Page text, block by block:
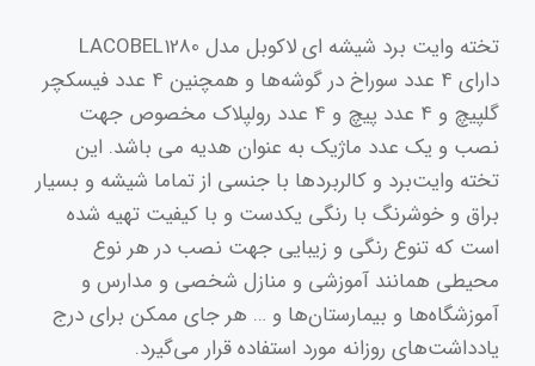
تخته وایت برد شیشه‌ ای لاکوبل مدل LACOBEL1280
دارای ۴ عدد سوراخ در گوشه‌ها و همچنین ۴ عدد فیسکچر
گلپیچ و ۴ عدد پیچ و ۴ عدد رولپلاک مخصوص جهت
نصب و یک عدد ماژیک به عنوان هدیه می باشد. این
تخته وایت‌برد و کالربرد‌ها با جنسی از تماما شیشه و بسیار
براق و خوشرنگ با رنگی یکدست و با کیفیت تهیه شده
است که تنوع رنگی و زیبایی جهت نصب در هر نوع
محیطی همانند آموزشی و منازل شخصی و مدارس و
آموزشگاه‌ها و بیمارستان‌ها و … هر جای ممکن برای درج
یادداشت‌های روزانه مورد استفاده قرار می‌گیرد.